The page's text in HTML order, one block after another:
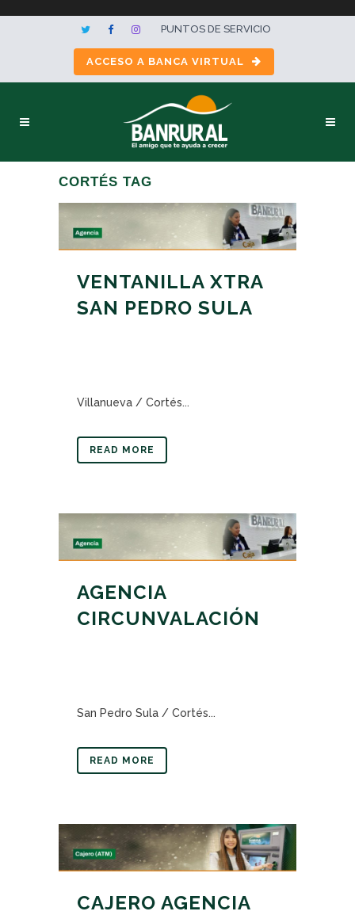
PUNTOS DE SERVICIO
ACCESO A BANCA VIRTUAL
CORTÉS TAG
VENTANILLA XTRA
SAN PEDRO SULA
Villanueva / Cortés...
READ MORE
AGENCIA
CIRCUNVALACIÓN
San Pedro Sula / Cortés...
READ MORE
CAJERO AGENCIA